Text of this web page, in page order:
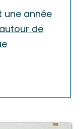
une année
de